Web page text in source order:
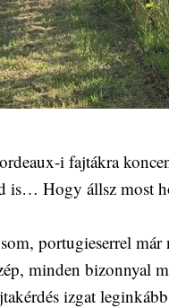
i fajtákra
is… Hogy állsz most
portugieserrel
minden bizonnyal
izgat